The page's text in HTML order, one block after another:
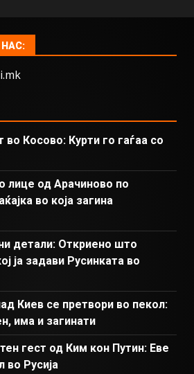
НАС:
Косово: Курти го гаѓаа со
од Арачиново по
во која загина
детали: Откриено што
ја задави Русинката во
Киев се претвори во пекол:
има и загинати
гест од Ким кон Путин: Еве
во Русија